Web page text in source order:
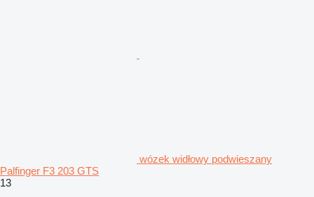
wózek widłowy podwieszany
Palfinger F3 203 GTS
13